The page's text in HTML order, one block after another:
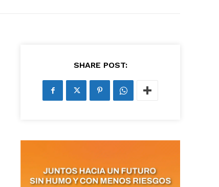
daños en tu correo
receive all the news
SHARE POST: